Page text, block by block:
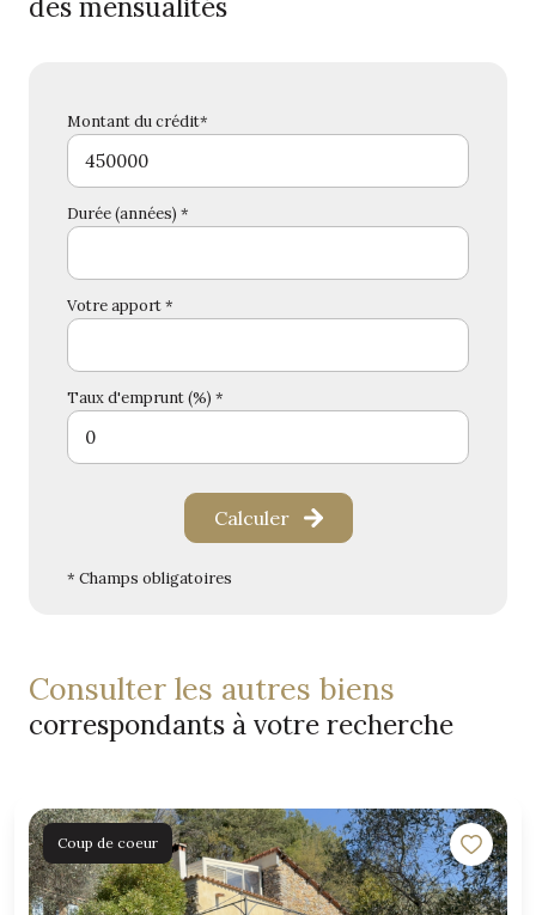
des mensualités
Montant du crédit*
Durée (années) *
Votre apport *
Taux d'emprunt (%) *
Calculer
* Champs obligatoires
consulter les autres biens
correspondants à votre recherche
Coup de coeur